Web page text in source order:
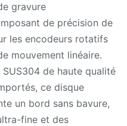
gravure
de précision de
les encodeurs rotatifs
mouvement linéaire.
de haute qualité
ce disque
un bord sans bavure,
fine et des